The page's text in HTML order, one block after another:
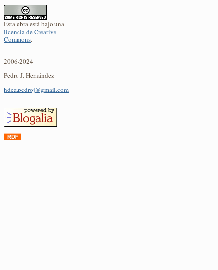
Esta obra está bajo una
licencia de Creative
Commons.
2006-2024
Pedro J. Hernández
hdez.pedroj@gmail.com